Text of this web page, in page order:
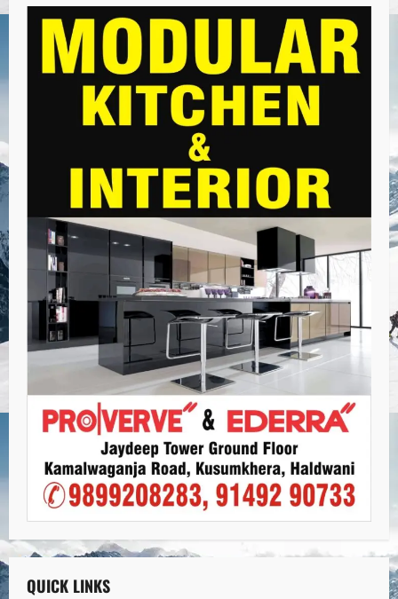
QUICK LINKS